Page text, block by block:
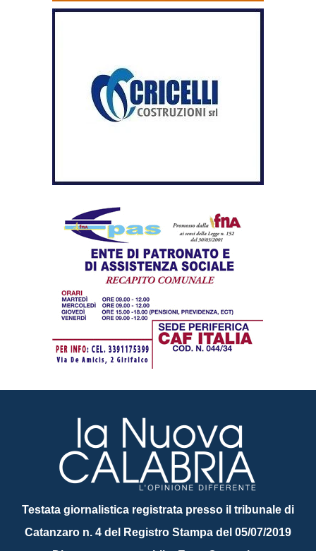
Testata giornalistica registrata presso il tribunale di
Catanzaro n. 4 del Registro Stampa del 05/07/2019